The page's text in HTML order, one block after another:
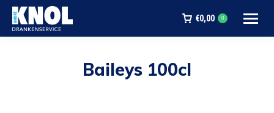
€0,00 0
Baileys 100cl